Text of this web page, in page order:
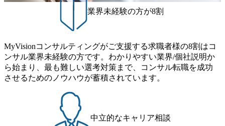
は、転職時報酬アップが基本 強く「個人」の成⾧を重視す
るカルチャーであり、昇進に枠もなく、今ならReadyになれ
ば上がれる環境となっている 安定した経営環境の下、コン
できる 豊富な経験を持つコンサル経験者の場合は、自らチ
ームを立ち上げることが可能 裁量をもった営業活動、デリ
バリー活動ができる(スタートアップとの協業、新規ソリュ
ーションの開発 など) シンプレクスの顧客基盤、エンジニ
できる 2026年8月21日(金) 19:30〜21:30 (19:20開場) 2026年8
月12日(水) 16:00 ※参加状況によっては抽選とさせていただ
く可能性がございます。 このたび、ファーム経験者の方を
発で、多くのクラブが立ち上がっており、さまざまな役
職・所属・組織を超えて社員間のネットワーク形成・交流
の場となっている <u>教育・研修プログラムが非常に充実</
番組があり、新卒紹介、会社の七不思議紹介等、規模が大
きくなっていく中で社員同士のつながりを広げる取り組み
もしている 今後の成長戦略として海外展開を見据えてい
る。足元のグローバル案件割合は10%程度だが、英語が得
ンスも大きい。 代表インタビュー https://note.com/dirbato/n/n0
a040c36b128 Forbes JAPAN BrandVoice Studio 「使命はテクノ
ロジーで企業の可能性を引き出すこと。日本に求められるI
業界未経験の方が8割
MyVisionコンサルティングがご支援する求職者様の8割はコ
ンサル業界未経験の方です。わかりやすい業界/個社説明か
ら始まり、最も難しい選考対策まで、コンサル転職を成功
させるためのノウハウが蓄積されています。
中立的なキャリア相談